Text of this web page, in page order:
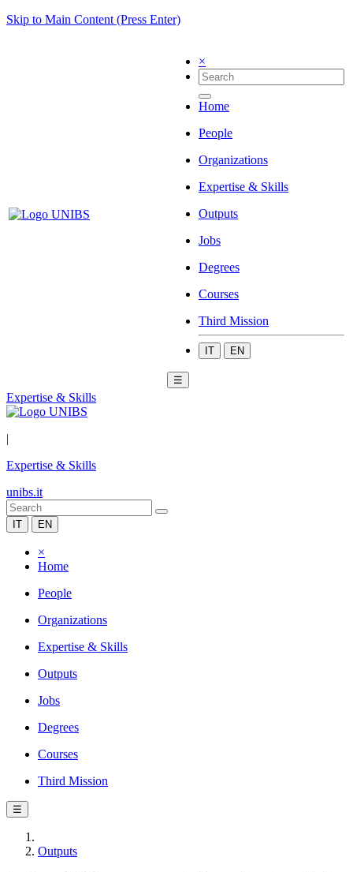
Skip to Main Content (Press Enter)
×
Home
People
Organizations
Expertise & Skills
Outputs
Jobs
Degrees
Courses
Third Mission
IT EN
☰
Expertise & Skills
|
Expertise & Skills
unibs.it
IT EN
×
Home
People
Organizations
Expertise & Skills
Outputs
Jobs
Degrees
Courses
Third Mission
☰
Outputs